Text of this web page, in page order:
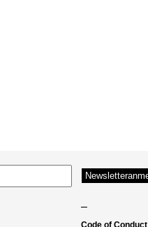
–
Code of Conduct